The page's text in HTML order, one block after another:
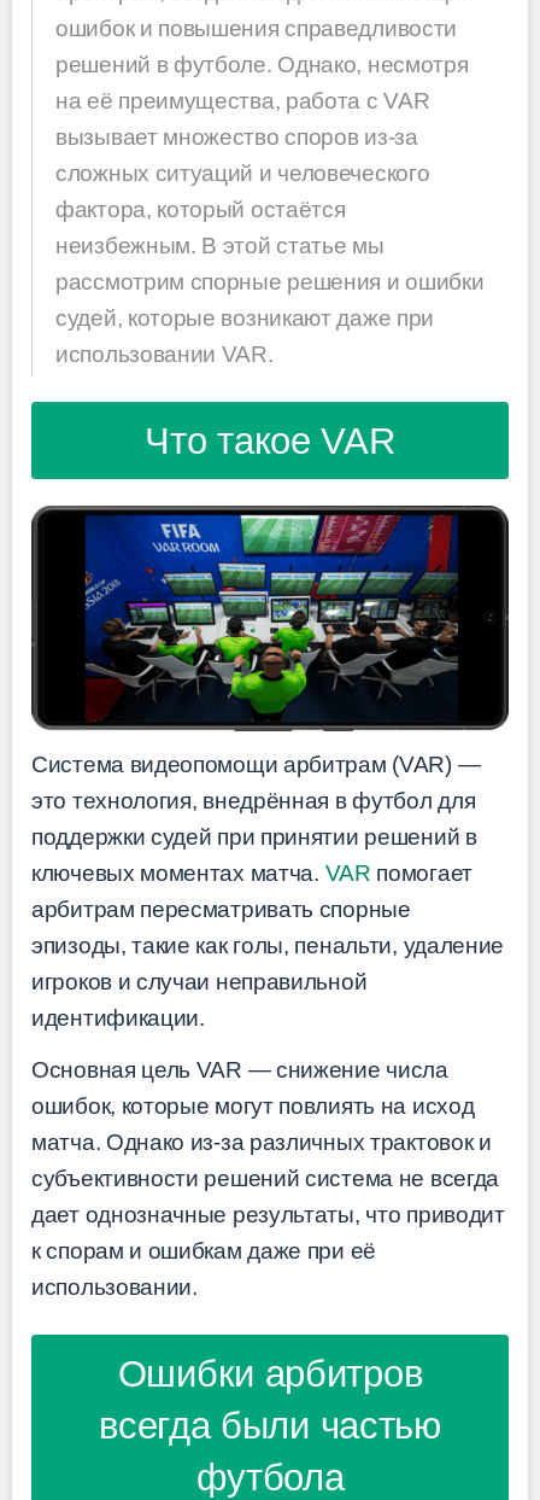
ошибок и повышения справедливости
решений в футболе. Однако, несмотря
на её преимущества, работа с VAR
вызывает множество споров из-за
сложных ситуаций и человеческого
фактора, который остаётся
неизбежным. В этой статье мы
рассмотрим спорные решения и ошибки
судей, которые возникают даже при
использовании VAR.
Что такое VAR
Система видеопомощи арбитрам (VAR) —
это технология, внедрённая в футбол для
поддержки судей при принятии решений в
ключевых моментах матча. VAR помогает
арбитрам пересматривать спорные
эпизоды, такие как голы, пенальти, удаление
игроков и случаи неправильной
идентификации.
Основная цель VAR — снижение числа
ошибок, которые могут повлиять на исход
матча. Однако из-за различных трактовок и
субъективности решений система не всегда
дает однозначные результаты, что приводит
к спорам и ошибкам даже при её
использовании.
Ошибки арбитров
всегда были частью
футбола